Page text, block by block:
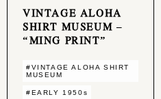
VINTAGE ALOHA
SHIRT MUSEUM –
“MING PRINT”
#VINTAGE ALOHA SHIRT
MUSEUM
#EARLY 1950s